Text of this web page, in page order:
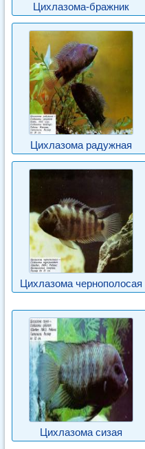
Цихлазома-бражник
Цихлазома радужная
Цихлазома чернополосая
Цихлазома сизая